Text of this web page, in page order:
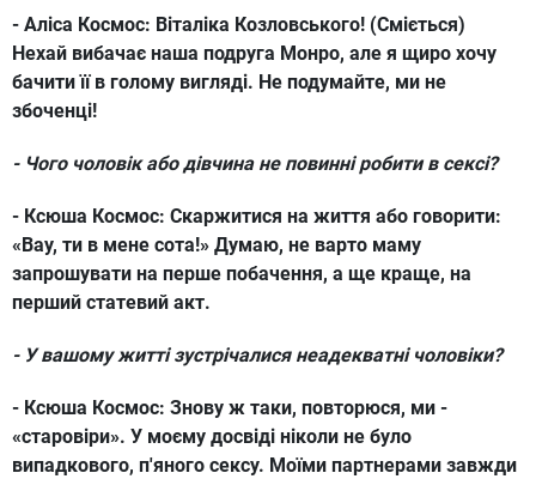
- Аліса Космос: Віталіка Козловського! (Сміється)
Нехай вибачає наша подруга Монро, але я щиро хочу
бачити її в голому вигляді. Не подумайте, ми не
збоченці!
- Чого чоловік або дівчина не повинні робити в сексі?
- Ксюша Космос: Скаржитися на життя або говорити:
«Вау, ти в мене сота!» Думаю, не варто маму
запрошувати на перше побачення, а ще краще, на
перший статевий акт.
- У вашому житті зустрічалися неадекватні чоловіки?
- Ксюша Космос: Знову ж таки, повторюся, ми -
«старовіри». У моєму досвіді ніколи не було
випадкового, п'яного сексу. Моїми партнерами завжди